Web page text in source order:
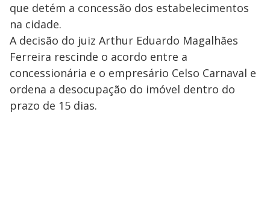
que detém a concessão dos estabelecimentos
na cidade.
A decisão do juiz Arthur Eduardo Magalhães
Ferreira rescinde o acordo entre a
concessionária e o empresário Celso Carnaval e
ordena a desocupação do imóvel dentro do
prazo de 15 dias.